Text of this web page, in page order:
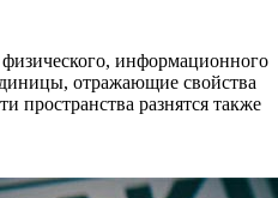
информационного
отражающие свойства
пространства разнятся также